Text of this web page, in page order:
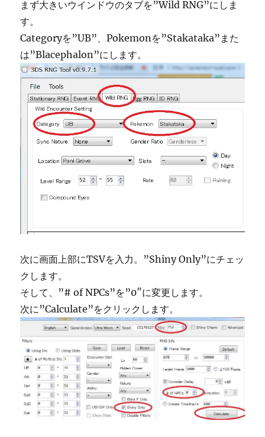
まず大きいウインドウのタブを”Wild RNG”にしま
す。
Categoryを”UB”、Pokemonを”Stakataka”また
は”Blacephalon”にします。
次に画面上部にTSVを入力。”Shiny Only”にチェッ
クします。
そして、”# of NPCs”を”0″に変更します。
次に”Calculate”をクリックします。